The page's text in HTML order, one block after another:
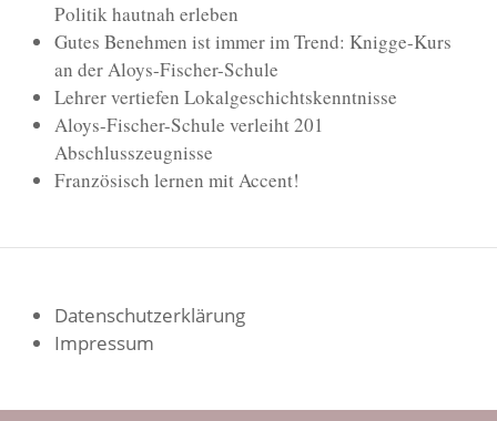
Politik hautnah erleben
Gutes Benehmen ist immer im Trend: Knigge-Kurs
an der Aloys-Fischer-Schule
Lehrer vertiefen Lokalgeschichtskenntnisse
Aloys-Fischer-Schule verleiht 201
Abschlusszeugnisse
Französisch lernen mit Accent!
Datenschutzerklärung
Impressum